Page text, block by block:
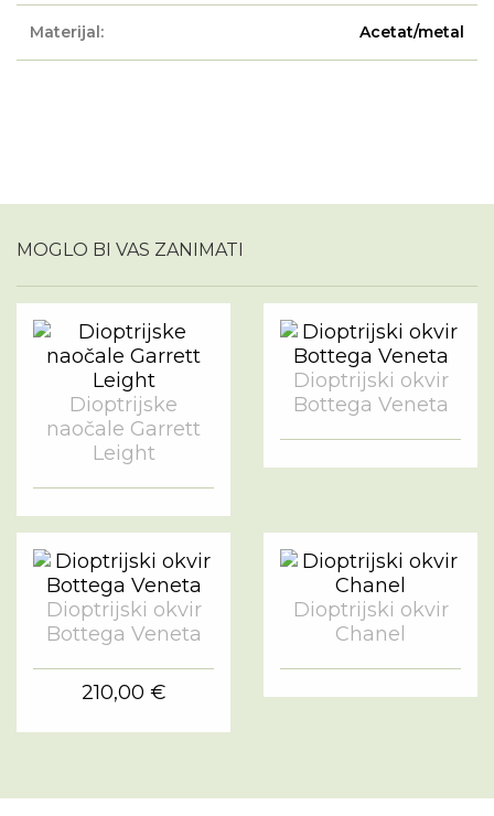
Materijal: Acetat/metal
MOGLO BI VAS ZANIMATI
Dioptrijske
naočale Garrett
Leight
Dioptrijski okvir
Bottega Veneta
Dioptrijski okvir
Bottega Veneta
210,00 €
Dioptrijski okvir
Chanel